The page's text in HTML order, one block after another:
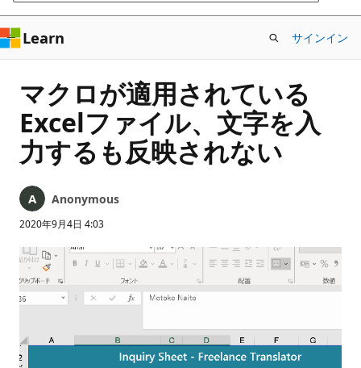
キ
ッ
プ
Learn サインイン
マクロが適用されている
Excelファイル、文字を入
力するも反映されない
Anonymous
2020年9月4日 4:03